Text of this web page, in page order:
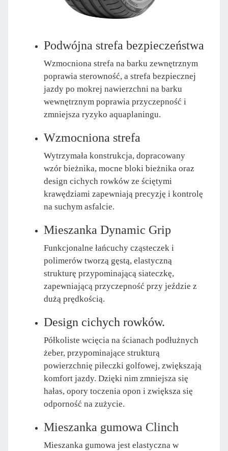
Podwójna strefa bezpieczeństwa
Wzmocniona strefa na barku zewnętrznym
poprawia sterowność, a strefa bezpiecznej
jazdy po mokrej nawierzchni na barku
wewnętrznym poprawia przyczepność i
zmniejsza ryzyko aquaplaningu.
Wzmocniona strefa
Wytrzymała konstrukcja, dopracowany
wzór bieżnika, mocne bloki bieżnika oraz
design cichych rowków ze ściętymi
krawędziami zapewniają precyzję i kontrolę
na suchym asfalcie.
Mieszanka Dynamic Grip
Funkcjonalne łańcuchy cząsteczek i
polimerów tworzą gęstą, elastyczną
strukturę przypominającą siateczkę,
zapewniającą przyczepność przy jeździe z
dużą prędkością.
Design cichych rowków.
Półkoliste wcięcia na ścianach podłużnych
żeber, przypominające strukturą
powierzchnię piłeczki golfowej, zwiększają
komfort jazdy. Dzięki nim zmniejsza się
hałas, opory toczenia opon i zwiększa się
odporność na zużycie.
Mieszanka gumowa Clinch
Mieszanka gumowa jest elastyczna w